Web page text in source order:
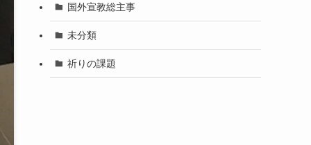
国外宣教総主事
未分類
祈りの課題